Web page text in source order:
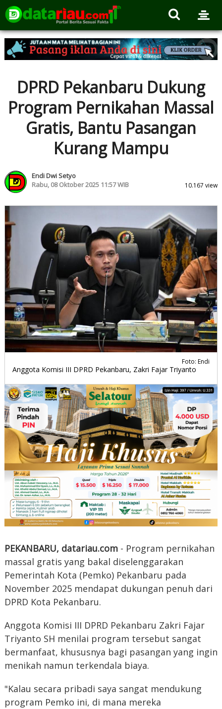
DPRD Pekanbaru Dukung
Program Pernikahan Massal
Gratis, Bantu Pasangan
Kurang Mampu
Endi Dwi Setyo
Rabu, 08 Oktober 2025 11:57 WIB
10.167 view
Foto: Endi
Anggota Komisi III DPRD Pekanbaru, Zakri Fajar Triyanto
PEKANBARU, datariau.com- Program pernikahan
massal gratis yang bakal diselenggarakan
Pemerintah Kota (Pemko) Pekanbaru pada
November 2025 mendapat dukungan penuh dari
DPRD Kota Pekanbaru.
Anggota Komisi III DPRD Pekanbaru Zakri Fajar
Triyanto SH menilai program tersebut sangat
bermanfaat, khususnya bagi pasangan yang ingin
menikah namun terkendala biaya.
"Kalau secara pribadi saya sangat mendukung
program Pemko ini, di mana mereka